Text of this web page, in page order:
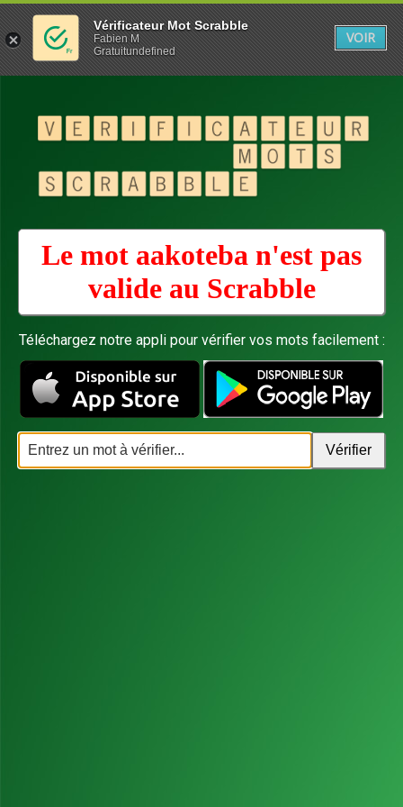
Le mot aakoteba n'est pas
valide au Scrabble
Téléchargez notre appli pour vérifier vos mots facilement :
Vérificateur Mot Scrabble
Fabien M
Gratuitundefined
VOIR